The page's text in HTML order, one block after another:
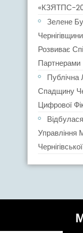
«КЗЯТПС-
Зелене
Розвиває
Партнерами
Публічна
Спадщину
Цифрової
Управління